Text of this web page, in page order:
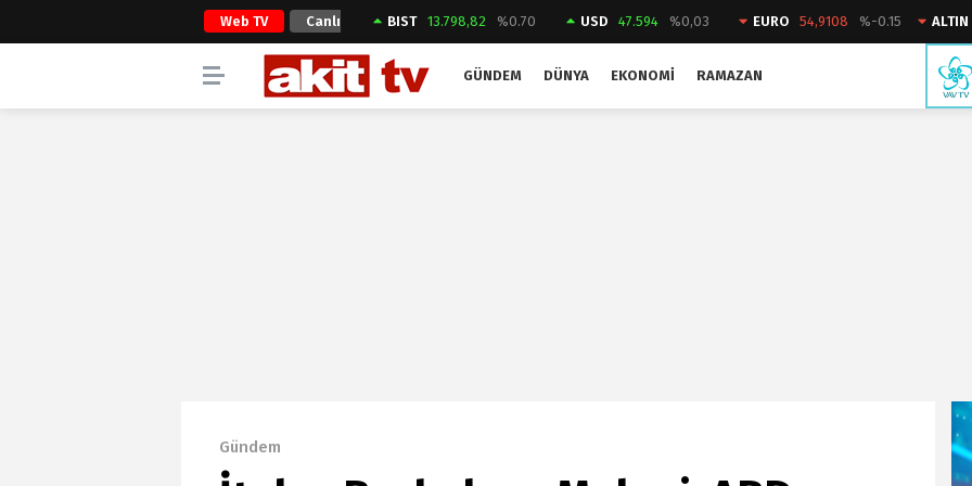
Web TV Canlı
Yayın
BIST 13.798,82 %0.70 USD 47.594 %0,03 EURO 54,9108 %-0.15 ALTIN
GÜNDEM DÜNYA EKONOMI RAMAZAN
Gündem